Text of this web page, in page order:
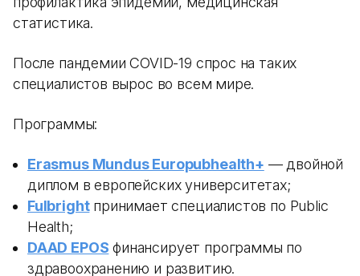
статистика.
После пандемии COVID-19 спрос на таких
специалистов вырос во всем мире.
Программы:
Erasmus Mundus Europubhealth+ — двойной
диплом в европейских университетах;
Fulbrightпринимает специалистов по Public
Health;
DAAD EPOS финансирует программы по
здравоохранению и развитию.